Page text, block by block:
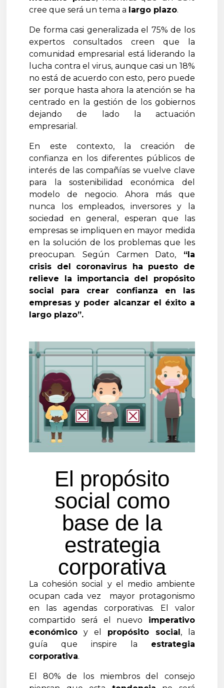
cree que será un tema a largo plazo.
De forma casi generalizada el 75% de los
expertos consultados creen que la
comunidad empresarial está liderando la
lucha contra el virus, aunque casi un 18%
no está de acuerdo con esto, pero puede
ser porque hasta ahora la atención se ha
centrado en la gestión de los gobiernos
dejando de lado la actuación
empresarial.
En este contexto, la creación de
confianza en los diferentes públicos de
interés de las compañías se vuelve clave
para la sostenibilidad económica del
modelo de negocio. Ahora más que
nunca los empleados, inversores y la
sociedad en general, esperan que las
empresas se impliquen en mayor medida
en la solución de los problemas que les
preocupan. Según Carmen Dato, “la
crisis del coronavirus ha puesto de
relieve la importancia del propósito
social para crear confianza en las
empresas y poder alcanzar el éxito a
largo plazo”.
El propósito
social como
base de la
estrategia
corporativa
La cohesión social y el medio ambiente
ocupan cada vez mayor protagonismo
en las agendas corporativas. El valor
compartido será el nuevo imperativo
económico y el propósito social, la
guía que inspire la estrategia
corporativa.
El 80% de los miembros del consejo